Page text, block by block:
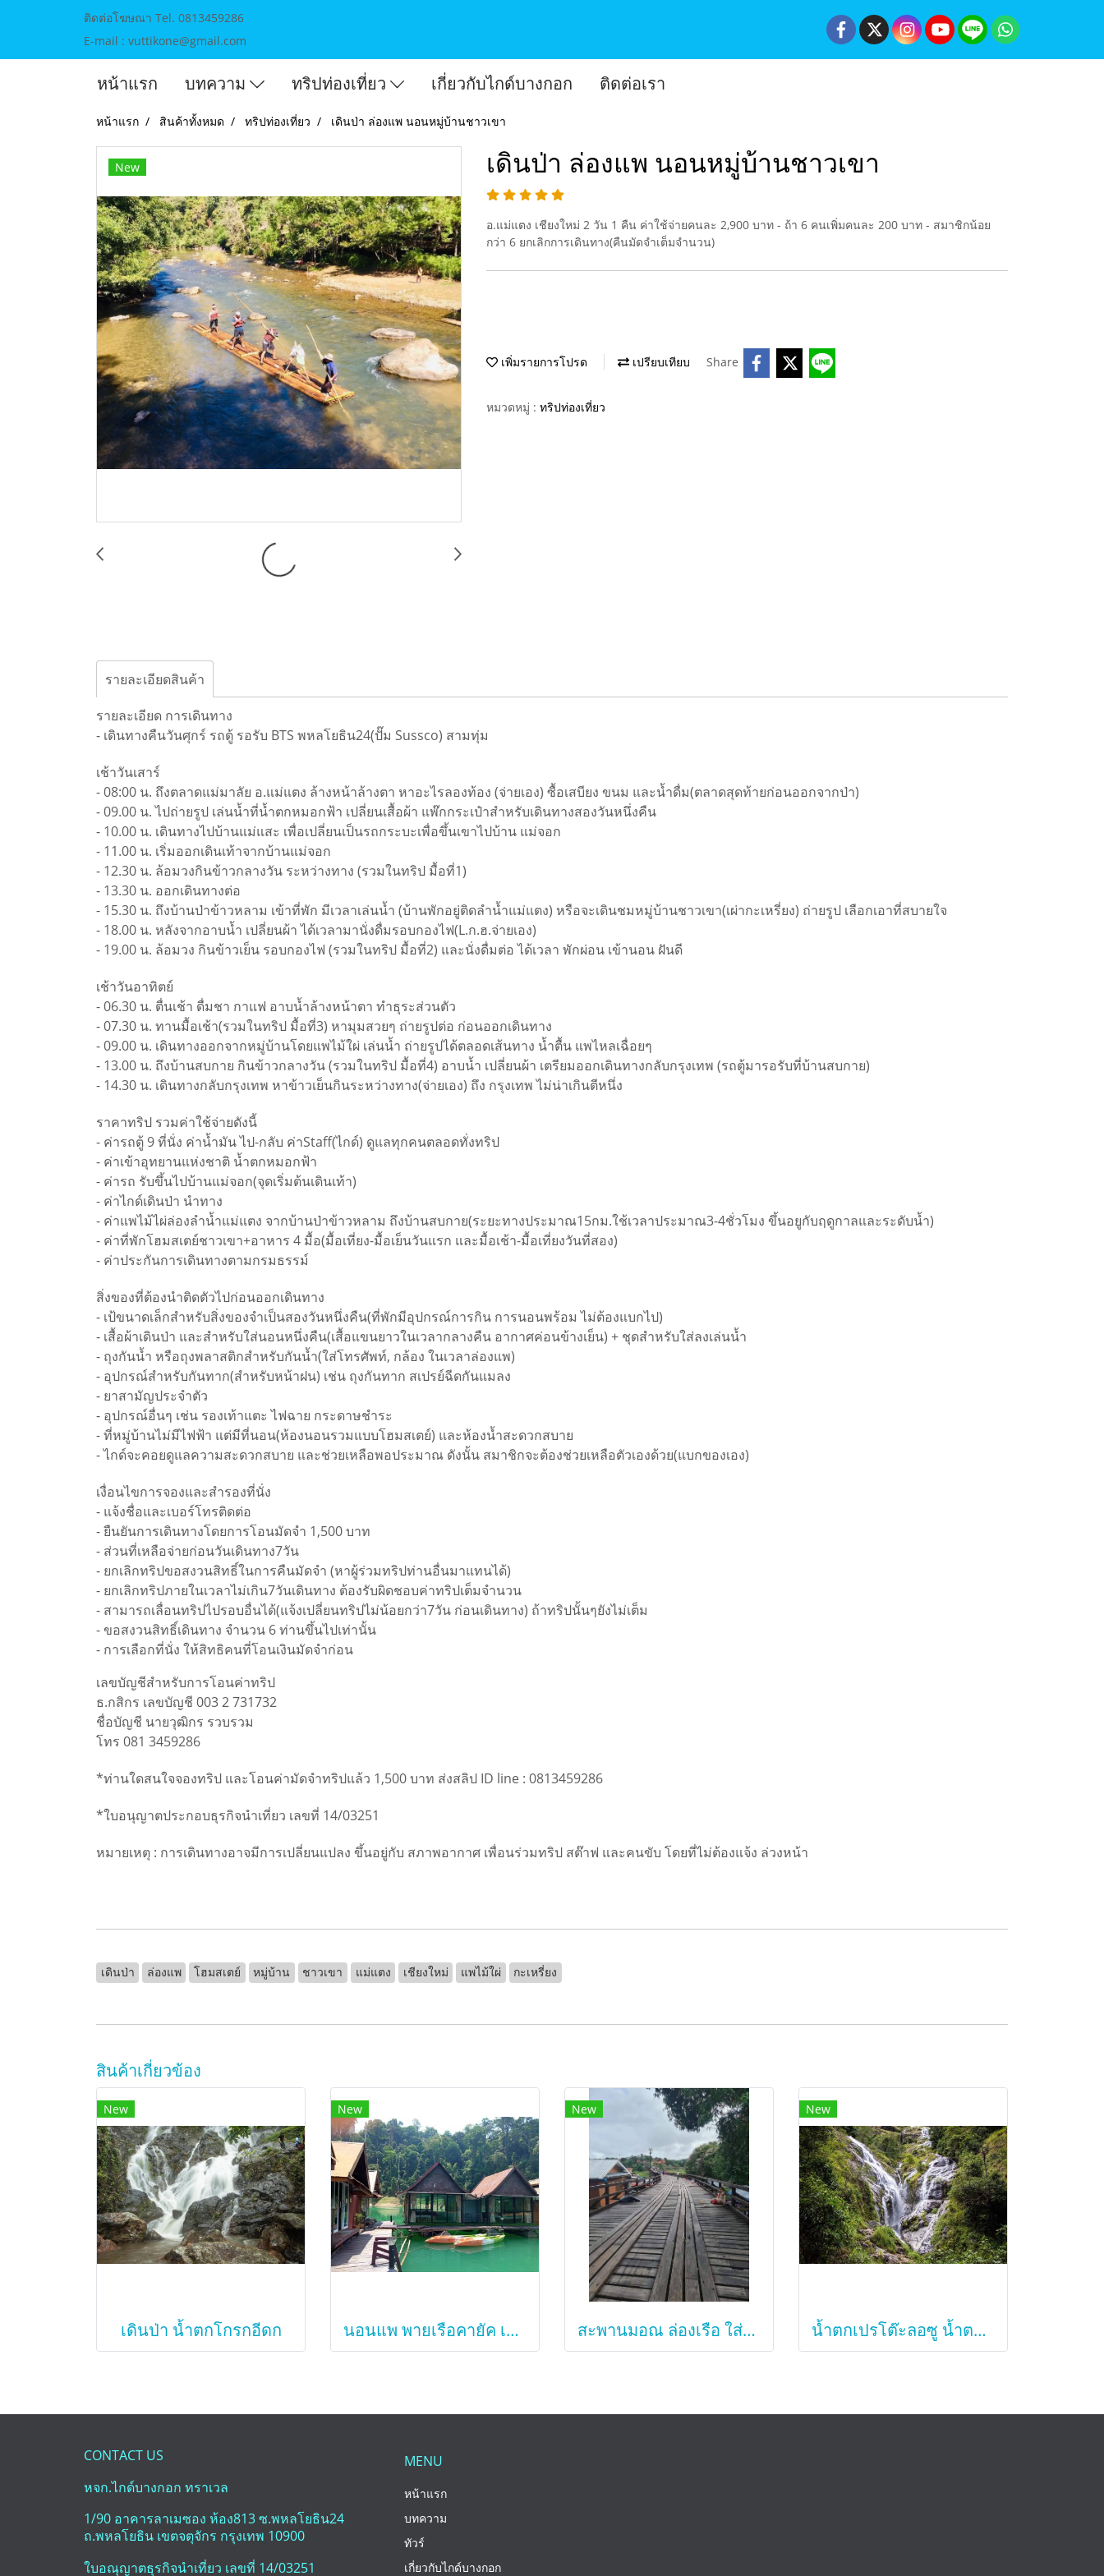
ติดต่อโฆษณา Tel. 0813459286
E-mail : vuttikone@gmail.com
หน้าแรก บทความ ทริปท่องเที่ยว เกี่ยวกับไกด์บางกอก ติดต่อเรา
หน้าแรก สินค้าทั้งหมด ทริปท่องเที่ยว เดินป่า ล่องแพ นอนหมู่บ้านชาวเขา
New เดินป่า ล่องแพ นอนหมู่บ้านชาวเขา
อ.แม่แตง เชียงใหม่ 2 วัน 1 คืน ค่าใช้จ่ายคนละ 2,900 บาท - ถ้า 6 คนเพิ่มคนละ 200 บาท - สมาชิกน้อย
กว่า 6 ยกเลิกการเดินทาง(คืนมัดจำเต็มจำนวน)
เพิ่มรายการโปรด เปรียบเทียบ Share
หมวดหมู่ : ทริปท่องเที่ยว
รายละเอียดสินค้า
รายละเอียด การเดินทาง
- เดินทางคืนวันศุกร์ รถตู้ รอรับ BTS พหลโยธิน24(ปั๊ม Sussco) สามทุ่ม
เช้าวันเสาร์
- 08:00 น. ถึงตลาดแม่มาลัย อ.แม่แตง ล้างหน้าล้างตา หาอะไรลองท้อง (จ่ายเอง) ซื้อเสบียง ขนม และน้ำดื่ม(ตลาดสุดท้ายก่อนออกจากป่า)
- 09.00 น. ไปถ่ายรูป เล่นน้ำที่น้ำตกหมอกฟ้า เปลี่ยนเสื้อผ้า แพ๊กกระเป๋าสำหรับเดินทางสองวันหนึ่งคืน
- 10.00 น. เดินทางไปบ้านแม่แสะ เพื่อเปลี่ยนเป็นรถกระบะเพื่อขึ้นเขาไปบ้าน แม่จอก
- 11.00 น. เริ่มออกเดินเท้าจากบ้านแม่จอก
- 12.30 น. ล้อมวงกินข้าวกลางวัน ระหว่างทาง (รวมในทริป มื้อที่1)
- 13.30 น. ออกเดินทางต่อ
- 15.30 น. ถึงบ้านป่าข้าวหลาม เข้าที่พัก มีเวลาเล่นน้ำ (บ้านพักอยู่ติดลำน้ำแม่แตง) หรือจะเดินชมหมู่บ้านชาวเขา(เผ่ากะเหรี่ยง) ถ่ายรูป เลือกเอาที่สบายใจ
- 18.00 น. หลังจากอาบน้ำ เปลี่ยนผ้า ได้เวลามานั่งดื่มรอบกองไฟ(L.ก.ฮ.จ่ายเอง)
- 19.00 น. ล้อมวง กินข้าวเย็น รอบกองไฟ (รวมในทริป มื้อที่2) และนั่งดื่มต่อ ได้เวลา พักผ่อน เข้านอน ฝันดี
เช้าวันอาทิตย์
- 06.30 น. ตื่นเช้า ดื่มชา กาแฟ อาบน้ำล้างหน้าตา ทำธุระส่วนตัว
- 07.30 น. ทานมื้อเช้า(รวมในทริป มื้อที่3) หามุมสวยๆ ถ่ายรูปต่อ ก่อนออกเดินทาง
- 09.00 น. เดินทางออกจากหมู่บ้านโดยแพไม้ใผ่ เล่นน้ำ ถ่ายรูปได้ตลอดเส้นทาง น้ำตื้น แพไหลเฉื่อยๆ
- 13.00 น. ถึงบ้านสบกาย กินข้าวกลางวัน (รวมในทริป มื้อที่4) อาบน้ำ เปลี่ยนผ้า เตรียมออกเดินทางกลับกรุงเทพ (รถตู้มารอรับที่บ้านสบกาย)
- 14.30 น. เดินทางกลับกรุงเทพ หาข้าวเย็นกินระหว่างทาง(จ่ายเอง) ถึง กรุงเทพ ไม่น่าเกินตีหนึ่ง
ราคาทริป รวมค่าใช้จ่ายดังนี้
- ค่ารถตู้ 9 ที่นั่ง ค่าน้ำมัน ไป-กลับ ค่าStaff(ไกด์) ดูแลทุกคนตลอดทั่งทริป
- ค่าเข้าอุทยานแห่งชาติ น้ำตกหมอกฟ้า
- ค่ารถ รับขึ้นไปบ้านแม่จอก(จุดเริ่มต้นเดินเท้า)
- ค่าไกด์เดินป่า นำทาง
- ค่าแพไม้ไผ่ล่องลำน้ำแม่แตง จากบ้านป่าข้าวหลาม ถึงบ้านสบกาย(ระยะทางประมาณ15กม.ใช้เวลาประมาณ3-4ชั่วโมง ขึ้นอยูกับฤดูกาลและระดับน้ำ)
- ค่าที่พักโฮมสเตย์ชาวเขา+อาหาร 4 มื้อ(มื้อเที่ยง-มื้อเย็นวันแรก และมื้อเช้า-มื้อเที่ยงวันที่สอง)
- ค่าประกันการเดินทางตามกรมธรรม์
สิ่งของที่ต้องนำติดตัวไปก่อนออกเดินทาง
- เป้ขนาดเล็กสำหรับสิ่งของจำเป็นสองวันหนึ่งคืน(ที่พักมีอุปกรณ์การกิน การนอนพร้อม ไม่ต้องแบกไป)
- เสื้อผ้าเดินป่า และสำหรับใส่นอนหนึ่งคืน(เสื้อแขนยาวในเวลากลางคืน อากาศค่อนข้างเย็น) + ชุดสำหรับใส่ลงเล่นน้ำ
- ถุงกันน้ำ หรือถุงพลาสติกสำหรับกันน้ำ(ใส่โทรศัพท์, กล้อง ในเวลาล่องแพ)
- อุปกรณ์สำหรับกันทาก(สำหรับหน้าฝน) เช่น ถุงกันทาก สเปรย์ฉีดกันแมลง
- ยาสามัญประจำตัว
- อุปกรณ์อื่นๆ เช่น รองเท้าแตะ ไฟฉาย กระดาษชำระ
- ที่หมู่บ้านไม่มีไฟฟ้า แต่มีที่นอน(ห้องนอนรวมแบบโฮมสเตย์) และห้องน้ำสะดวกสบาย
- ไกด์จะคอยดูแลความสะดวกสบาย และช่วยเหลือพอประมาณ ดังนั้น สมาชิกจะต้องช่วยเหลือตัวเองด้วย(แบกของเอง)
เงื่อนไขการจองและสำรองที่นั่ง
- แจ้งชื่อและเบอร์โทรติดต่อ
- ยืนยันการเดินทางโดยการโอนมัดจำ 1,500 บาท
- ส่วนที่เหลือจ่ายก่อนวันเดินทาง7วัน
- ยกเลิกทริปขอสงวนสิทธิ์ในการคืนมัดจำ (หาผู้ร่วมทริปท่านอื่นมาแทนได้)
- ยกเลิกทริปภายในเวลาไม่เกิน7วันเดินทาง ต้องรับผิดชอบค่าทริปเต็มจำนวน
- สามารถเลื่อนทริปไปรอบอื่นได้(แจ้งเปลี่ยนทริปไม่น้อยกว่า7วัน ก่อนเดินทาง) ถ้าทริปนั้นๆยังไม่เต็ม
- ขอสงวนสิทธิ์เดินทาง จำนวน 6 ท่านขึ้นไปเท่านั้น
- การเลือกที่นั่ง ให้สิทธิคนที่โอนเงินมัดจำก่อน
เลขบัญชีสำหรับการโอนค่าทริป
ธ.กสิกร เลขบัญชี 003 2 731732
ชื่อบัญชี นายวุฒิกร รวบรวม
โทร 081 3459286
*ท่านใดสนใจจองทริป และโอนค่ามัดจำทริปแล้ว 1,500 บาท ส่งสลิป ID line : 0813459286
*ใบอนุญาตประกอบธุรกิจนำเที่ยว เลขที่ 14/03251
หมายเหตุ : การเดินทางอาจมีการเปลี่ยนแปลง ขึ้นอยู่กับ สภาพอากาศ เพื่อนร่วมทริป สต๊าฟ และคนขับ โดยที่ไม่ต้องแจ้ง ล่วงหน้า
เดินป่า ล่องแพ โฮมสเตย์ หมู่บ้าน ชาวเขา แม่แตง เชียงใหม่ แพไม้ใผ่ กะเหรี่ยง
สินค้าเกี่ยวข้อง
New
เดินป่า น้ำตกโกรกอีดก
New
นอนแพ พายเรือคายัค เขื่อนเชี่ยวหลาน กุ้ยหลินเมืองไทย
New
สะพานมอณ ล่องเรือ ใส่บาตรเช้า สังขละบุรี
New
น้ำตกเปรโต๊ะลอซู น้ำตกรูปหัวใจ ดอยมะม่วงสามหมื่น
CONTACT US
หจก.ไกด์บางกอก ทราเวล
1/90 อาคารลาเมซอง ห้อง813 ซ.พหลโยธิน24
ถ.พหลโยธิน เขตจตุจักร กรุงเทพ 10900
ใบอณุญาตธุรกิจนำเที่ยว เลขที่ 14/03251
MENU
หน้าแรก
บทความ
ทัวร์
เกี่ยวกับไกด์บางกอก